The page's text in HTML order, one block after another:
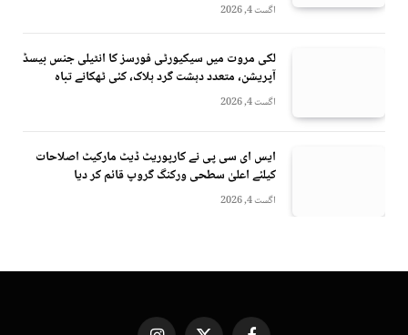
اگست 4, 2026
لکی مروت میں سیکیورٹی فورسز کا انٹیلی جنس بیسڈ
آپریشن، متعدد دہشت گرد ہلاک، کئی ٹھکانے تباہ
اگست 4, 2026
ایس ای سی پی نے کارپوریٹ ڈیٹ مارکیٹ اصلاحات
کیلئے اعلیٰ سطحی ورکنگ گروپ قائم کر دیا
اگست 4, 2026